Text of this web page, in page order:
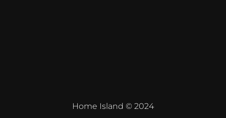
Home Island © 2024